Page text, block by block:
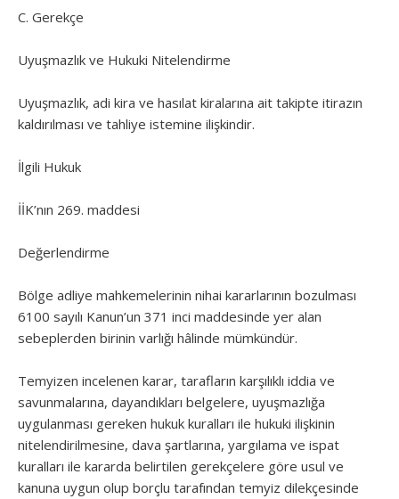
C. Gerekçe
Uyuşmazlık ve Hukuki Nitelendirme
Uyuşmazlık, adi kira ve hasılat kiralarına ait takipte itirazın
kaldırılması ve tahliye istemine ilişkindir.
İlgili Hukuk
İİK’nın 269. maddesi
Değerlendirme
Bölge adliye mahkemelerinin nihai kararlarının bozulması
6100 sayılı Kanun’un 371 inci maddesinde yer alan
sebeplerden birinin varlığı hâlinde mümkündür.
Temyizen incelenen karar, tarafların karşılıklı iddia ve
savunmalarına, dayandıkları belgelere, uyuşmazlığa
uygulanması gereken hukuk kuralları ile hukuki ilişkinin
nitelendirilmesine, dava şartlarına, yargılama ve ispat
kuralları ile kararda belirtilen gerekçelere göre usul ve
kanuna uygun olup borçlu tarafından temyiz dilekçesinde